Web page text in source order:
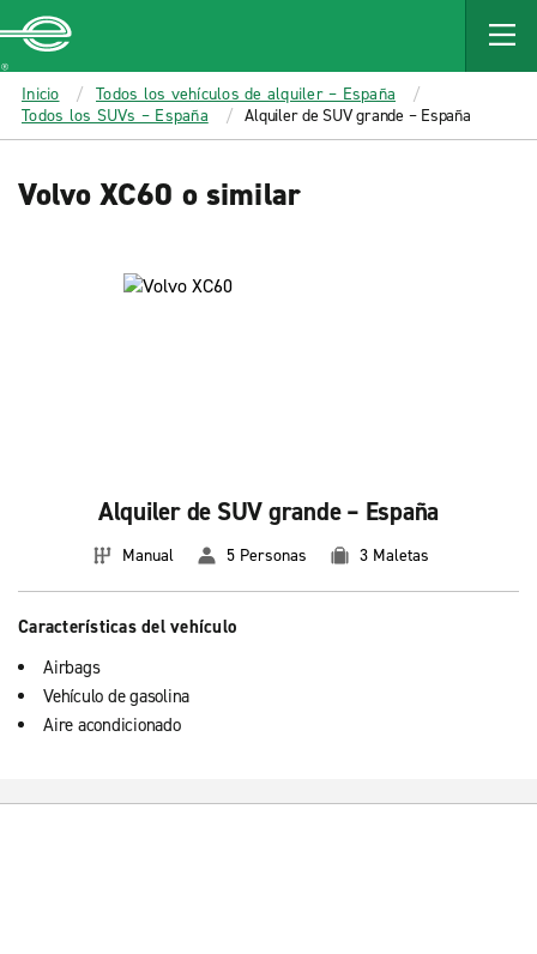
MAIN
CONTENT
Enterprise
Inicio
Todos los vehículos de alquiler – España
Todos los SUVs – España
Alquiler de SUV grande – España
Volvo XC60 o similar
Alquiler de SUV grande – España
Manual 5 Personas 3 Maletas
Características del vehículo
Airbags
Vehículo de gasolina
Aire acondicionado